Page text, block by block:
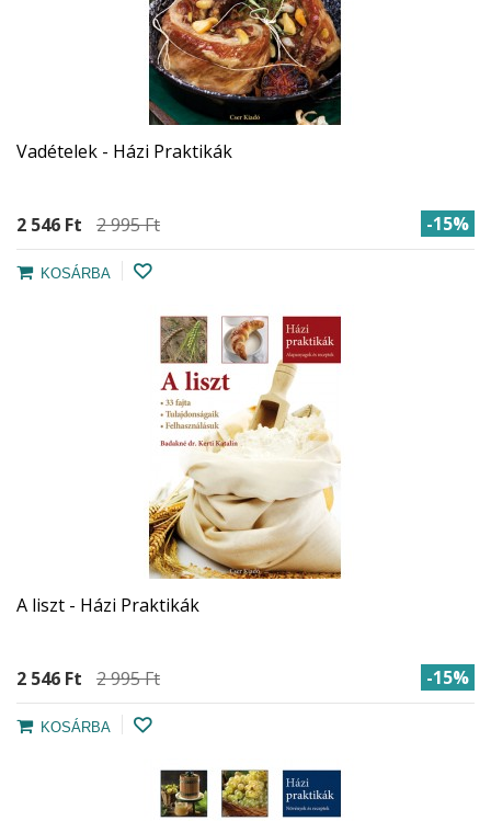
Vadételek - Házi Praktikák
2 546 Ft‎ 2 995 Ft‎ -15%
KOSÁRBA
A liszt - Házi Praktikák
2 546 Ft‎ 2 995 Ft‎ -15%
KOSÁRBA